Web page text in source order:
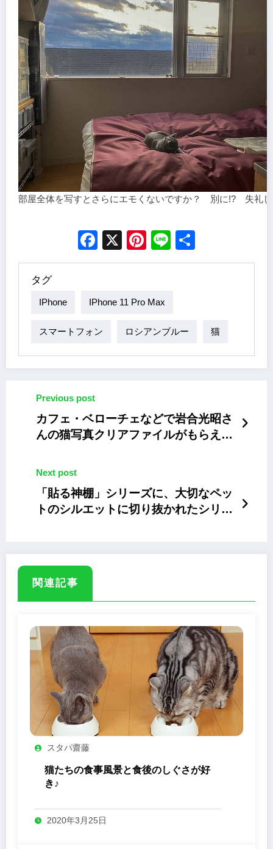
部屋全体を写すとさらにエモくないですか？ 別に!? 失礼
Facebook
X Pinterest
Line
タグ
IPhone IPhone 11 Pro Max
スマートフォン ロシアンブルー 猫
Previous post
カフェ・ベローチェなどで岩合光昭さ
んの猫写真クリアファイルがもらえる
Next post
「貼る神棚」シリーズに、大切なペッ
トのシルエットに切り抜かれたシリー
関連記事
スタパ齋藤
猫たちの食事風景と食後のしぐさが好
き♪
2020年3月25日